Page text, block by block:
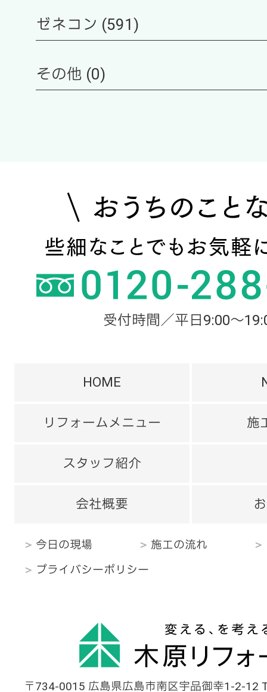
ゼネコン (591)
その他 (0)
受付時間／平日9:00～
HOME
リフォームメニュー 施
スタッフ紹介
会社概要
今日の現場 施工の流れ
プライバシーポリシー
〒734-0015 広島県広島市南区宇品御幸1-2-12